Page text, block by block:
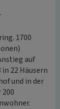
1700
auf
22 Häusern
und in der